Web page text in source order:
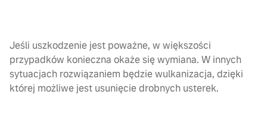
Jeśli uszkodzenie jest poważne, w większości
przypadków konieczna okaże się wymiana. W innych
sytuacjach rozwiązaniem będzie wulkanizacja, dzięki
której możliwe jest usunięcie drobnych usterek.